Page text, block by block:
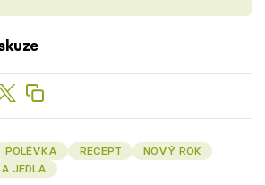
POLÉVKA RECEPT
NOVÝ ROK
JEDLÁ